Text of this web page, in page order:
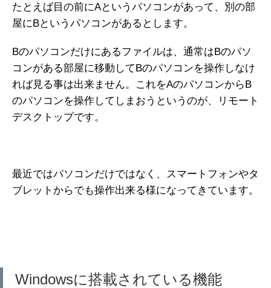
たとえば目の前にAというパソコンがあって、別の部
屋にBというパソコンがあるとします。
Bのパソコンだけにあるファイルは、通常はBのパソ
コンがある部屋に移動してBのパソコンを操作しなけ
れば見る事は出来ません。これをAのパソコンからB
のパソコンを操作してしまおうというのが、リモート
デスクトップです。
最近ではパソコンだけではなく、スマートフォンやタ
ブレットからでも操作出来る様になってきています。
Windowsに搭載されている機能